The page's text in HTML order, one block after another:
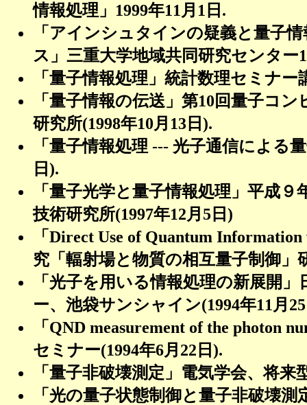
情報処理」 1999年11 月 1 日 .
「アインシュタインの疑義と量子
ス」三重大学地域共同研究センター
「量子情報処理」統計数理セミナ
「量子情報の伝送」第10回量子コン
研究所(1998年10月 13 日 ).
「量子情報処理 --- 光子通信による
日 ).
「量子光学と量子情報処理」平成
技術研究所(1997年12月 5 日 )
「 Direct Use of Quantum
究「輻射場と物質の相互量子制御」
「光子を用いる情報処理の新展開
ー、池袋サンシャイン(1994年11 月 25
「 QND measurement of the photon
セミナー(1994年6月 22 日 ).
「量子非破壊測定」電気学会、将
「光の量子状態制御と量子非破壊